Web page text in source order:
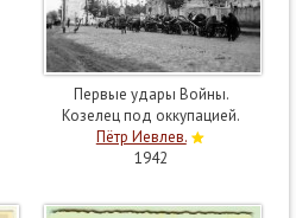
Первые удары Войны.
Козелец под оккупацией.
Пётр Иевлев.
1942